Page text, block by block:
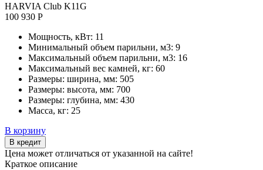
HARVIA Club K11G
100 930 Р
Мощность, кВт: 11
Минимальный объем парильни, м3: 9
Максимальный объем парильни, м3: 16
Максимальный вес камней, кг: 60
Размеры: ширина, мм: 505
Размеры: высота, мм: 700
Размеры: глубина, мм: 430
Масса, кг: 25
В корзину
В кредит
Цена может отличаться от указанной на сайте!
Краткое описание